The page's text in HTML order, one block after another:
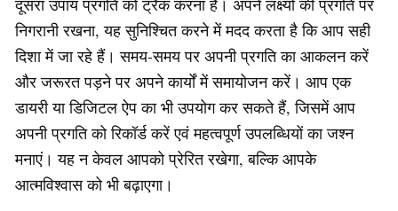
निगरानी रखना, यह सुनिश्चित करने में मदद करता है कि आप सही
दिशा में जा रहे हैं। समय-समय पर अपनी प्रगति का आकलन करें
और जरूरत पड़ने पर अपने कार्यों में समायोजन करें। आप एक
डायरी या डिजिटल ऐप का भी उपयोग कर सकते हैं, जिसमें आप
अपनी प्रगति को रिकॉर्ड करें एवं महत्वपूर्ण उपलब्धियों का जश्न
मनाएं। यह न केवल आपको प्रेरित रखेगा, बल्कि आपके
आत्मविश्वास को भी बढ़ाएगा।